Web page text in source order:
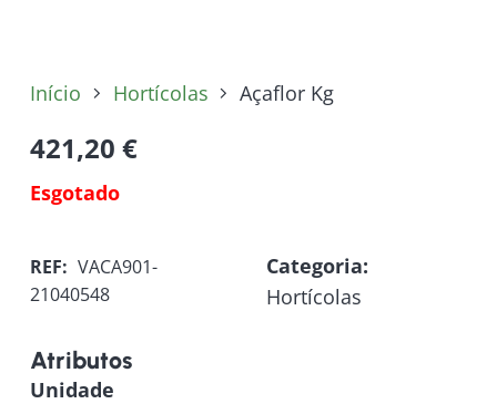
Início Hortícolas Açaflor Kg
421,20 €
Esgotado
REF: VACA901-
21040548
Categoria:
Hortícolas
Atributos
Unidade